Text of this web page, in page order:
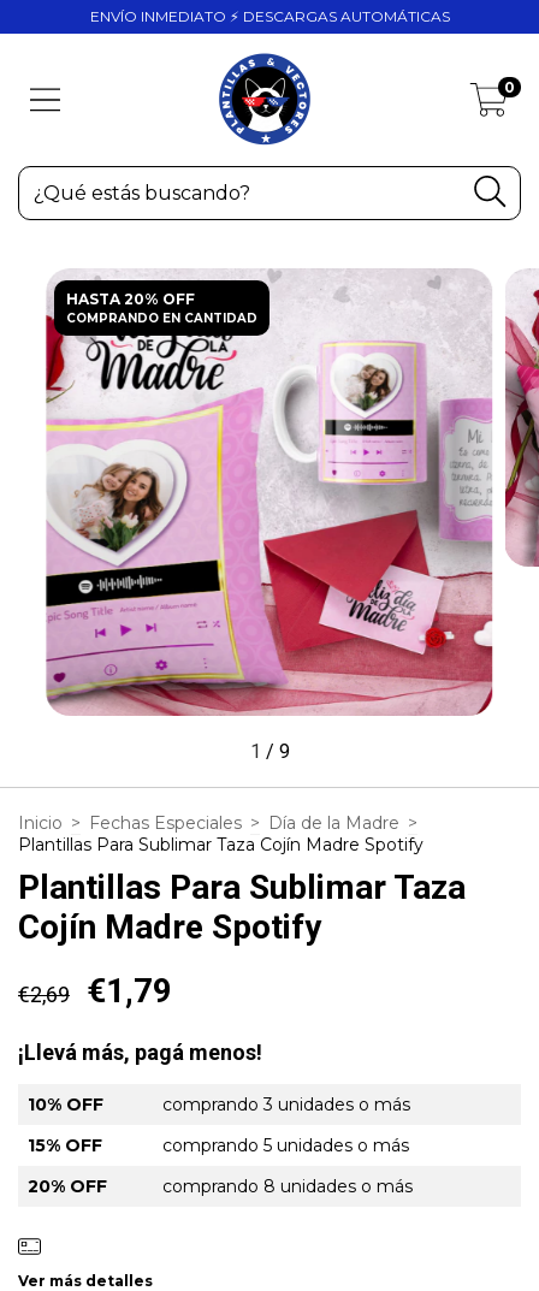
ENVÍO INMEDIATO ⚡ DESCARGAS AUTOMÁTICAS
0
HASTA 20% OFF
COMPRANDO EN CANTIDAD
1 / 9
Inicio > Fechas Especiales > Día de la Madre >
Plantillas Para Sublimar Taza Cojín Madre Spotify
Plantillas Para Sublimar Taza
Cojín Madre Spotify
€2,69 €1,79
¡Llevá más, pagá menos!
10% OFF
comprando 3 unidades o más
15% OFF
comprando 5 unidades o más
20% OFF
comprando 8 unidades o más
Ver más detalles